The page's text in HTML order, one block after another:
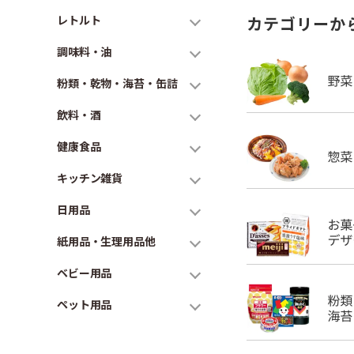
レトルト
調味料・油
粉類・乾物・海苔・缶詰
飲料・酒
健康食品
キッチン雑貨
日用品
紙用品・生理用品他
ベビー用品
ペット用品
カテゴリーか